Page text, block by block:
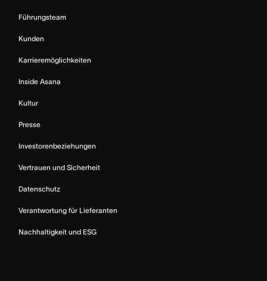
Führungsteam
Kunden
Karrieremöglichkeiten
Inside Asana
Kultur
Presse
Investorenbeziehungen
Vertrauen und Sicherheit
Datenschutz
Verantwortung für Lieferanten
Nachhaltigkeit und ESG